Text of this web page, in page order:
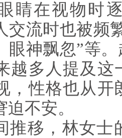
睛在视物时
交流时也被频
眼神飘忽”等
越多人提及这
，性格也从开
不安。
推移，林女士